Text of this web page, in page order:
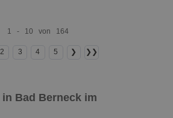
1 - 10 von 164
2 3 4 5 ❯ ❯❯
Bad Berneck im